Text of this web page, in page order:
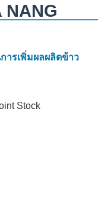
NANG
ารเพิ่มผลผลิตข้าว
Stock